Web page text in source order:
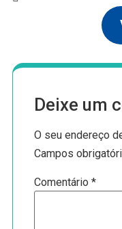
Deixe um
O seu endereço
Campos
Comentário*